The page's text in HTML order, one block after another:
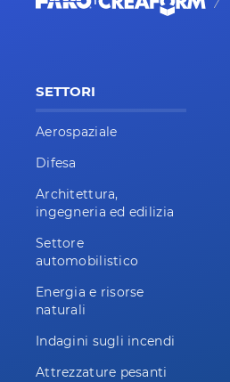
SETTORI
Aerospaziale
Difesa
Architettura,
ingegneria ed edilizia
Settore
automobilistico
Energia e risorse
naturali
Indagini sugli incendi
Attrezzature pesanti